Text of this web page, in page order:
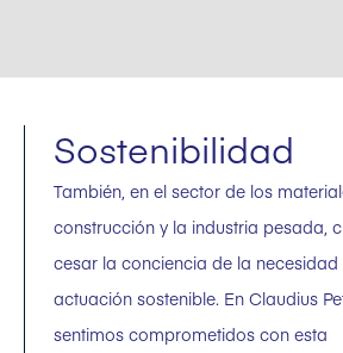
Sostenibilidad
También, en el sector de los
construcción y la industria pesada,
cesar la conciencia de la necesidad
actuación sostenible. En Claudius
sentimos comprometidos con esta